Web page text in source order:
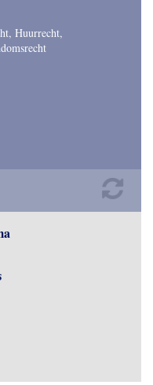
Huurrecht,